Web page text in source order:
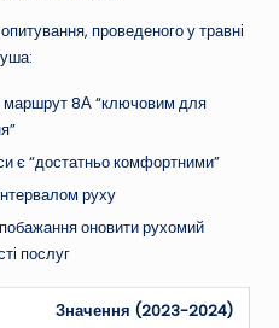
проведеного у травні
маршрут 8А “ключовим для
є “достатньо комфортними”
руху
оновити рухомий
послуг
Значення (2023-2024)